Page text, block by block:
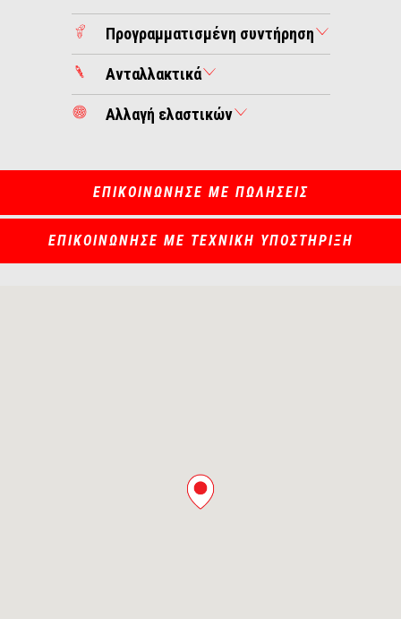
Προγραμματισμένη συντήρηση
Ανταλλακτικά
Αλλαγή ελαστικών
ΕΠΙΚΟΙΝΩΝΗΣΕ ΜΕ ΠΩΛΗΣΕΙΣ
ΕΠΙΚΟΙΝΩΝΗΣΕ ΜΕ ΤΕΧΝΙΚΗ ΥΠΟΣΤΗΡΙΞΗ